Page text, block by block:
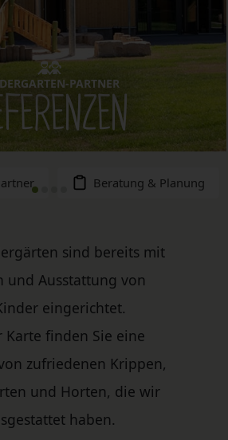
PARTNER
Beratung & Planung
sind bereits mit
und Ausstattung von
eingerichtet.
Karte finden Sie eine
zufriedenen Krippen,
und Horten, die wir
haben.